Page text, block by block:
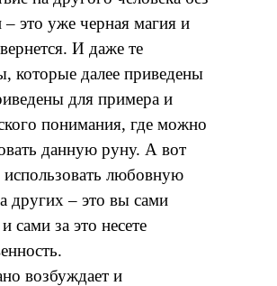
– это уже черная магия и
И даже те
которые далее приведены
для примера и
понимания, где можно
данную руну. А вот
использовать любовную
других – это вы сами
сами за это несете
возбуждает и